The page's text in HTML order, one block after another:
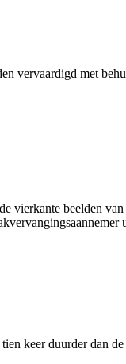
vervaardigd met
beelden
keer duurder dan